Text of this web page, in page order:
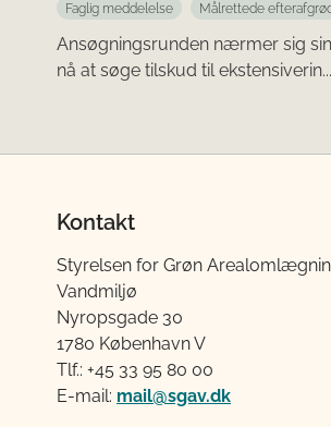
Faglig meddelelse Målrettede
Ansøgningsrunden nærmer sig
nå at søge tilskud til ekstensiverin...
Kontakt
Styrelsen for Grøn
Vandmiljø
Nyropsgade 30
1780 København V
Tlf.: +45 33 95 80 00
E-mail: mail@sgav.dk